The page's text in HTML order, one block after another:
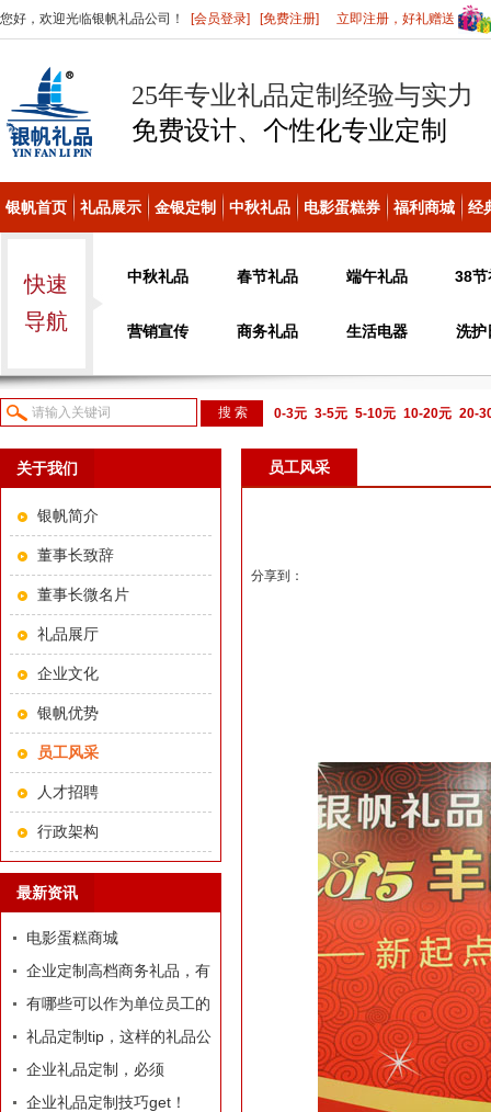
您好，欢迎光临银帆礼品公司！ [会员登录] [免费注册] 立即注册，好礼赠送
25年专业礼品定制经验与实力
免费设计、个性化专业定制
银帆首页 礼品展示 金银定制 中秋礼品 电影蛋糕券 福利商城 经
快速
导航
中秋礼品 春节礼品 端午礼品 38节
营销宣传 商务礼品 生活电器 洗护
0-3元 3-5元 5-10元 10-20元 20-
议或电话咨询
关于我们
银帆简介
董事长致辞
董事长微名片
礼品展厅
企业文化
银帆优势
员工风采
人才招聘
行政架构
最新资讯
电影蛋糕商城
企业定制高档商务礼品，有
哪些推荐？
有哪些可以作为单位员工的
定制礼品？
礼品定制tip，这样的礼品公
司我才爱！
企业礼品定制，必须
有“里”、有“面”
企业礼品定制技巧get！
员工风采
分享到：